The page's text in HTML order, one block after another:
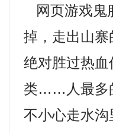
网页游戏鬼
掉，走出山
绝对胜过热
类……人最多
不小心走水